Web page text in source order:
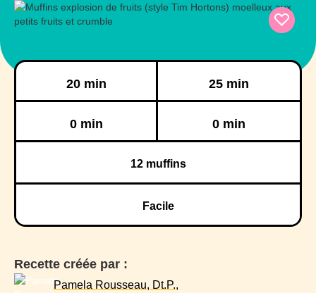
20 min 25 min
0 min 0 min
12muffins
Facile
Recette créée par :
Pamela Rousseau, Dt.P.,